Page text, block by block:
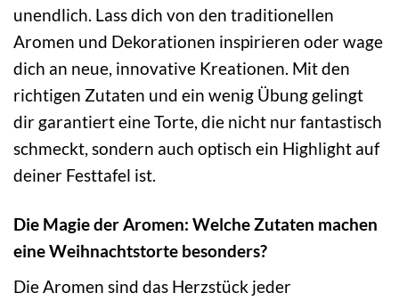
unendlich. Lass dich von den traditionellen
Aromen und Dekorationen inspirieren oder wage
dich an neue, innovative Kreationen. Mit den
richtigen Zutaten und ein wenig Übung gelingt
dir garantiert eine Torte, die nicht nur fantastisch
schmeckt, sondern auch optisch ein Highlight auf
deiner Festtafel ist.
Die Magie der Aromen: Welche Zutaten machen
eine Weihnachtstorte besonders?
Die Aromen sind das Herzstück jeder